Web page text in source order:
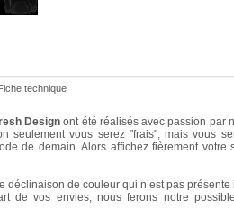
Bloomy
Details
Bloomy
Details
technique
Design ont été réalisés avec passion par
seulement vous serez "frais", mais vous
de demain. Alors affichez fièrement votre
déclinaison de couleur qui n’est pas présente
de vos envies, nous ferons notre